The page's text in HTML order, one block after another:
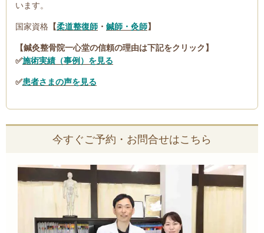
います。
国家資格 【柔道整復師 ・ 鍼師・灸師】
【鍼灸整骨院一心堂の信頼の理由は下記をクリック】
✅施術実績（事例）を見る
✅患者さまの声を見る
今すぐご予約・お問合せはこちら